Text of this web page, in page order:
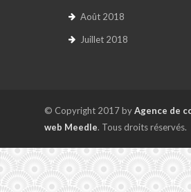
Août 2018
Juillet 2018
© Copyright 2017 byAgence de
web Meedle. Tous droits réservés.